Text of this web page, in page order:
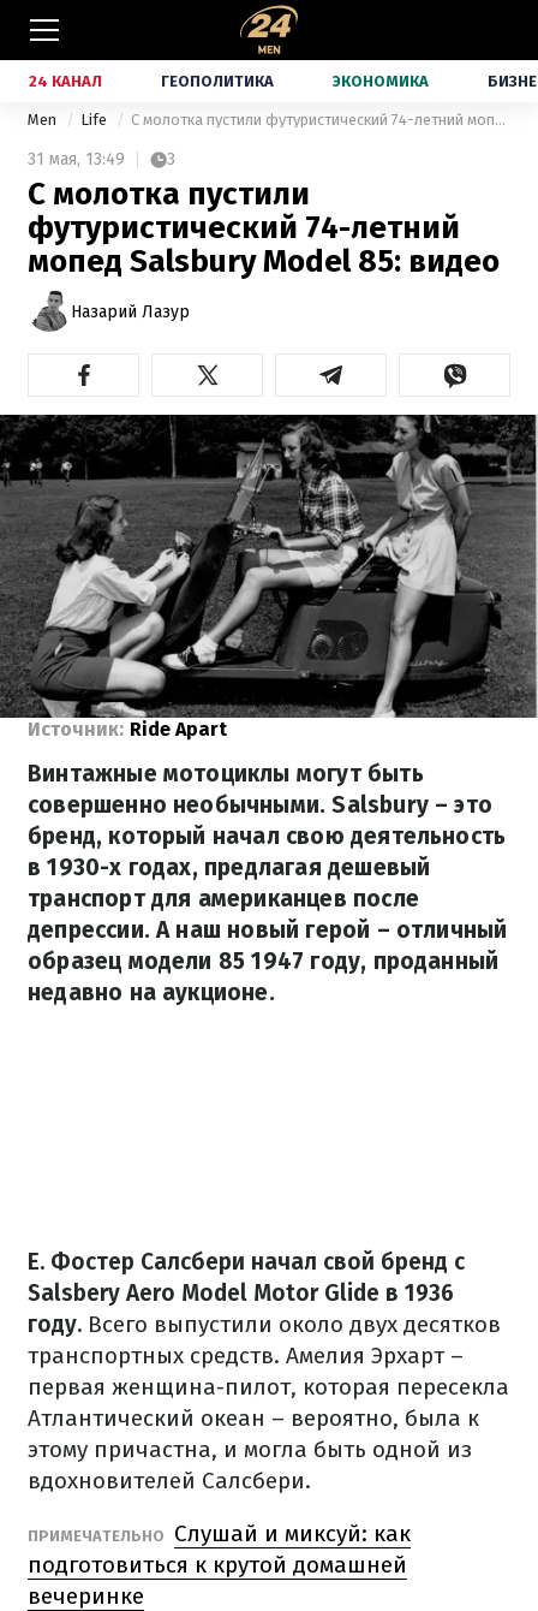
24 КАНАЛ ГЕОПОЛИТИКА ЭКОНОМИКА
Men Life С молотка пустили футуристический 74-летний мопед Salsbury Model 85: видео
31 мая, 13:49 3
С молотка пустили
футуристический 74-летний
мопед Salsbury Model 85: видео
Назарий Лазур
Источник: Ride Apart
Винтажные мотоциклы могут быть
совершенно необычными. Salsbury – это
бренд, который начал свою деятельность
в 1930-х годах, предлагая дешевый
транспорт для американцев после
депрессии. А наш новый герой – отличный
образец модели 85 1947 году, проданный
недавно на аукционе.
Е. Фостер Салсбери начал свой бренд с
Salsbery Aero Model Motor Glide в 1936
году. Всего выпустили около двух десятков
транспортных средств. Амелия Эрхарт –
первая женщина-пилот, которая пересекла
Атлантический океан – вероятно, была к
этому причастна, и могла быть одной из
вдохновителей Салсбери.
ПРИМЕЧАТЕЛЬНО
Слушай и миксуй: как
подготовиться к крутой домашней
вечеринке